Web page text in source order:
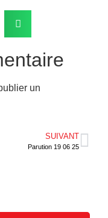
un
SUIVANT
Parution 19 06 25